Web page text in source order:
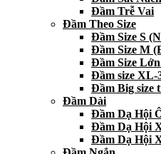
Đầm Trễ Vai
Đầm Theo Size
Đầm Size S
Đầm Size M
Đầm Size
Đầm size XL-
Đầm Big size
Đầm Dài
Đầm Dạ Hội
Đầm Dạ Hội
Đầm Dạ Hội